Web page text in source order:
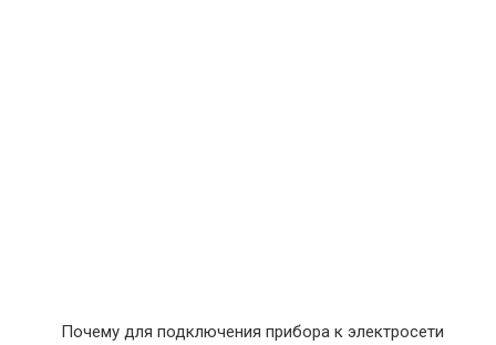
Почему для подключения прибора к электросети